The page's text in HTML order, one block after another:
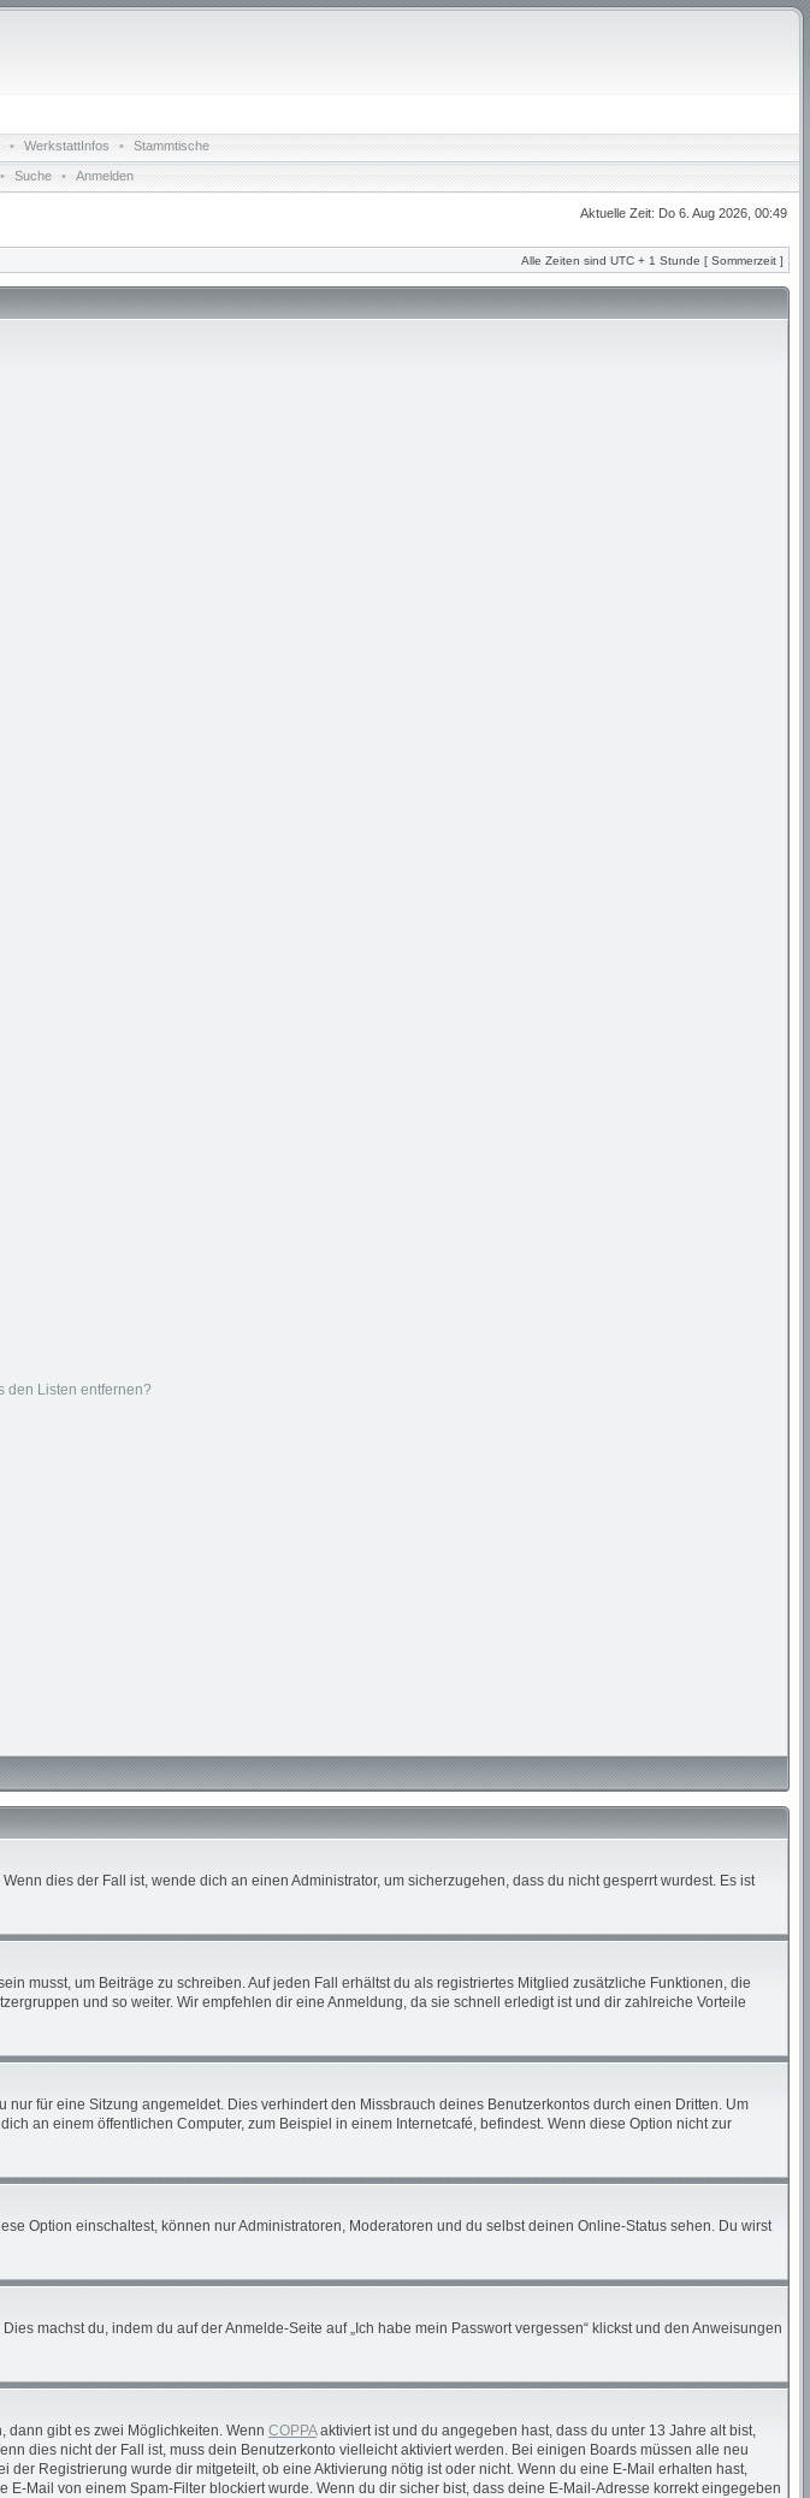
• WerkstattInfos • Stammtische
• Suche • Anmelden
Aktuelle Zeit: Do 6. Aug 2026, 00:49
Alle Zeiten sind UTC + 1 Stunde [ Sommerzeit ]
den Listen entfernen?
dies der Fall ist, wende dich an einen Administrator, um sicherzugehen, dass du nicht gesperrt wurdest. Es ist
musst, um Beiträge zu schreiben. Auf jeden Fall erhältst du als registriertes Mitglied zusätzliche Funktionen, die
und so weiter. Wir empfehlen dir eine Anmeldung, da sie schnell erledigt ist und dir zahlreiche Vorteile
für eine Sitzung angemeldet. Dies verhindert den Missbrauch deines Benutzerkontos durch einen Dritten. Um
an einem öffentlichen Computer, zum Beispiel in einem Internetcafé, befindest. Wenn diese Option nicht zur
Option einschaltest, können nur Administratoren, Moderatoren und du selbst deinen Online-Status sehen. Du wirst
machst du, indem du auf der Anmelde-Seite auf „Ich habe mein Passwort vergessen“ klickst und den Anweisungen
dann gibt es zwei Möglichkeiten. Wenn COPPAaktiviert ist und du angegeben hast, dass du unter 13 Jahre alt bist,
dies nicht der Fall ist, muss dein Benutzerkonto vielleicht aktiviert werden. Bei einigen Boards müssen alle neu
Registrierung wurde dir mitgeteilt, ob eine Aktivierung nötig ist oder nicht. Wenn du eine E-Mail erhalten hast,
Mail von einem Spam-Filter blockiert wurde. Wenn du dir sicher bist, dass deine E-Mail-Adresse korrekt eingegeben